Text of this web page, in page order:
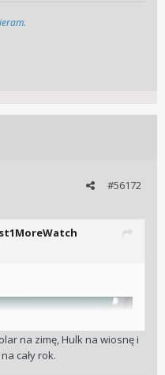
#56172
na zimę, Hulk na wiosnę i
cały rok.